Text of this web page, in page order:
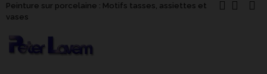
Peinture sur porcelaine : Motifs tasses, assiettes et
vases